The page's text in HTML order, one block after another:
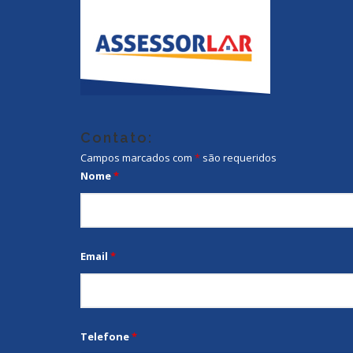
Contato:
Campos marcados com * são requeridos
Nome*
Email *
Telefone*